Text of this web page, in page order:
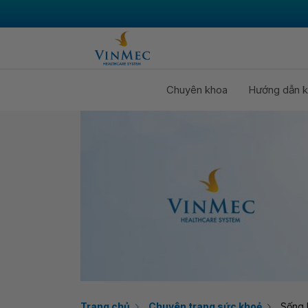
Chuyên khoa Hướng dẫn